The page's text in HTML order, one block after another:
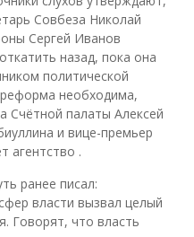
Совбеза Николай
Сергей Иванов
назад, пока она
политической
необходима,
Счётной палаты Алексей
и вице-премьер
агентство .
ранее писал:
власти вызвал целый
Говорят, что власть